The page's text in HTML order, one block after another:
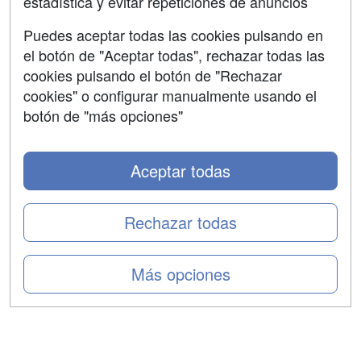
Aviso legal
Copyleft
Puedes aceptar todas las cookies pulsando en
el botón de "Aceptar todas", rechazar todas las
cookies pulsando el botón de "Rechazar
cookies" o configurar manualmente usando el
botón de "más opciones"
Más opciones
Rechazar todas
Aceptar todas